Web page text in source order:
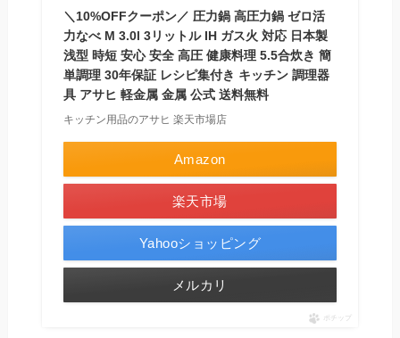
＼10%OFFクーポン／ 圧力鍋 高圧力鍋 ゼロ活
力なべ M 3.0l 3リットル IH ガス火 対応 日本製
浅型 時短 安心 安全 高圧 健康料理 5.5合炊き 簡
単調理 30年保証 レシピ集付き キッチン 調理器
具 アサヒ 軽金属 金属 公式 送料無料
キッチン用品のアサヒ 楽天市場店
Amazon
楽天市場
Yahooショッピング
メルカリ
ポチップ